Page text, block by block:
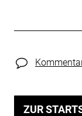
ZUR